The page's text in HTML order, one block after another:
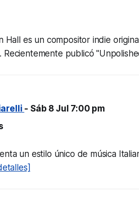
Hall es un compositor indie
publicó
- Sáb 8 Jul 7:00 pm
un estilo único de música